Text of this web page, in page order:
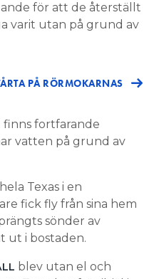
för att de återställt
varit utan på grund av
PÅ RÖRMOKARNAS
fortfarande
vatten på grund av
Texas i en
fick fly från sina hem
sönder av
ut i bostaden.
blev utan el och